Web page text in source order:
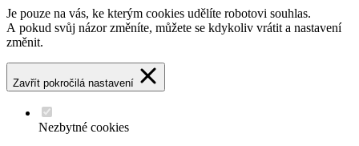
Je pouze na vás, ke kterým cookies udělíte robotovi souhlas.
A pokud svůj názor změníte, můžete se kdykoliv vrátit a nastavení
změnit.
Zavřít pokročilá nastavení
Nezbytné cookies